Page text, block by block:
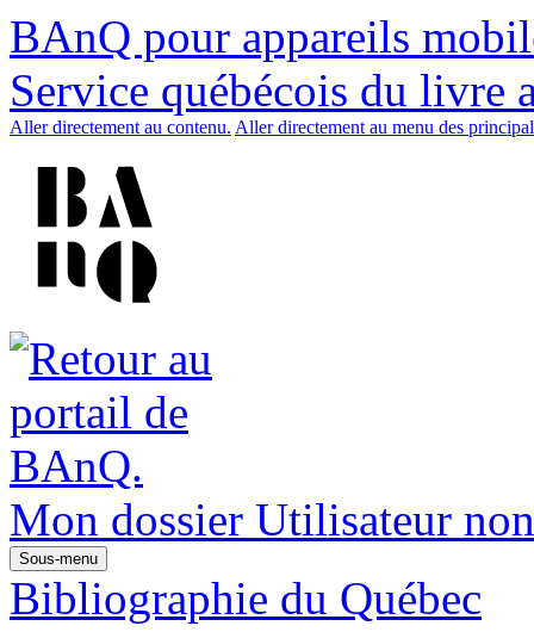
BAnQ pour appareils
Service québécois du livre
Aller directement au contenu. Aller directement au menu des
Mon dossier Utilisateur
Sous-menu
Bibliographie du Québec